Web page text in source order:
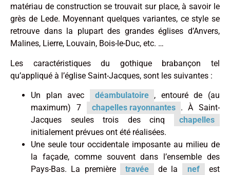
matériau de construction se trouvait sur place, à savoir le
grès de Lede. Moyennant quelques variantes, ce style se
retrouve dans la plupart des grandes églises d’Anvers,
Malines, Lierre, Louvain, Bois-le-Duc, etc. …
Les caractéristiques du gothique brabançon tel
qu’appliqué à l’église Saint-Jacques, sont les suivantes :
Un plan avec déambulatoire , entouré de (au
maximum) 7
chapelles rayonnantes
. À Saint-
Jacques seules trois des cinq
chapelles
initialement prévues ont été réalisées.
Une seule tour occidentale imposante au milieu de
la façade, comme souvent dans l’ensemble des
Pays-Bas. La première
travée de la nef
est